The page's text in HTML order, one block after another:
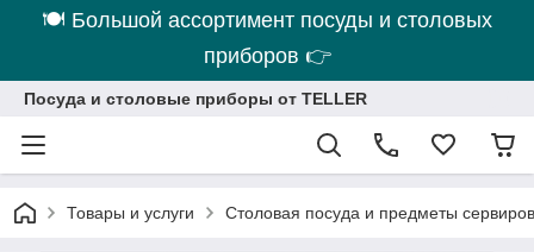
🍽 Большой ассортимент посуды и столовых
приборов 👉
Посуда и столовые приборы от TELLER
Товары и услуги Столовая посуда и предметы